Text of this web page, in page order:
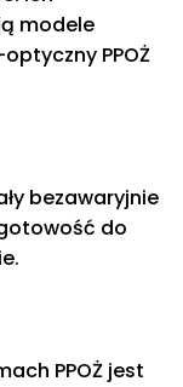
modele
PPOŻ
bezawaryjnie
do
PPOŻ jest